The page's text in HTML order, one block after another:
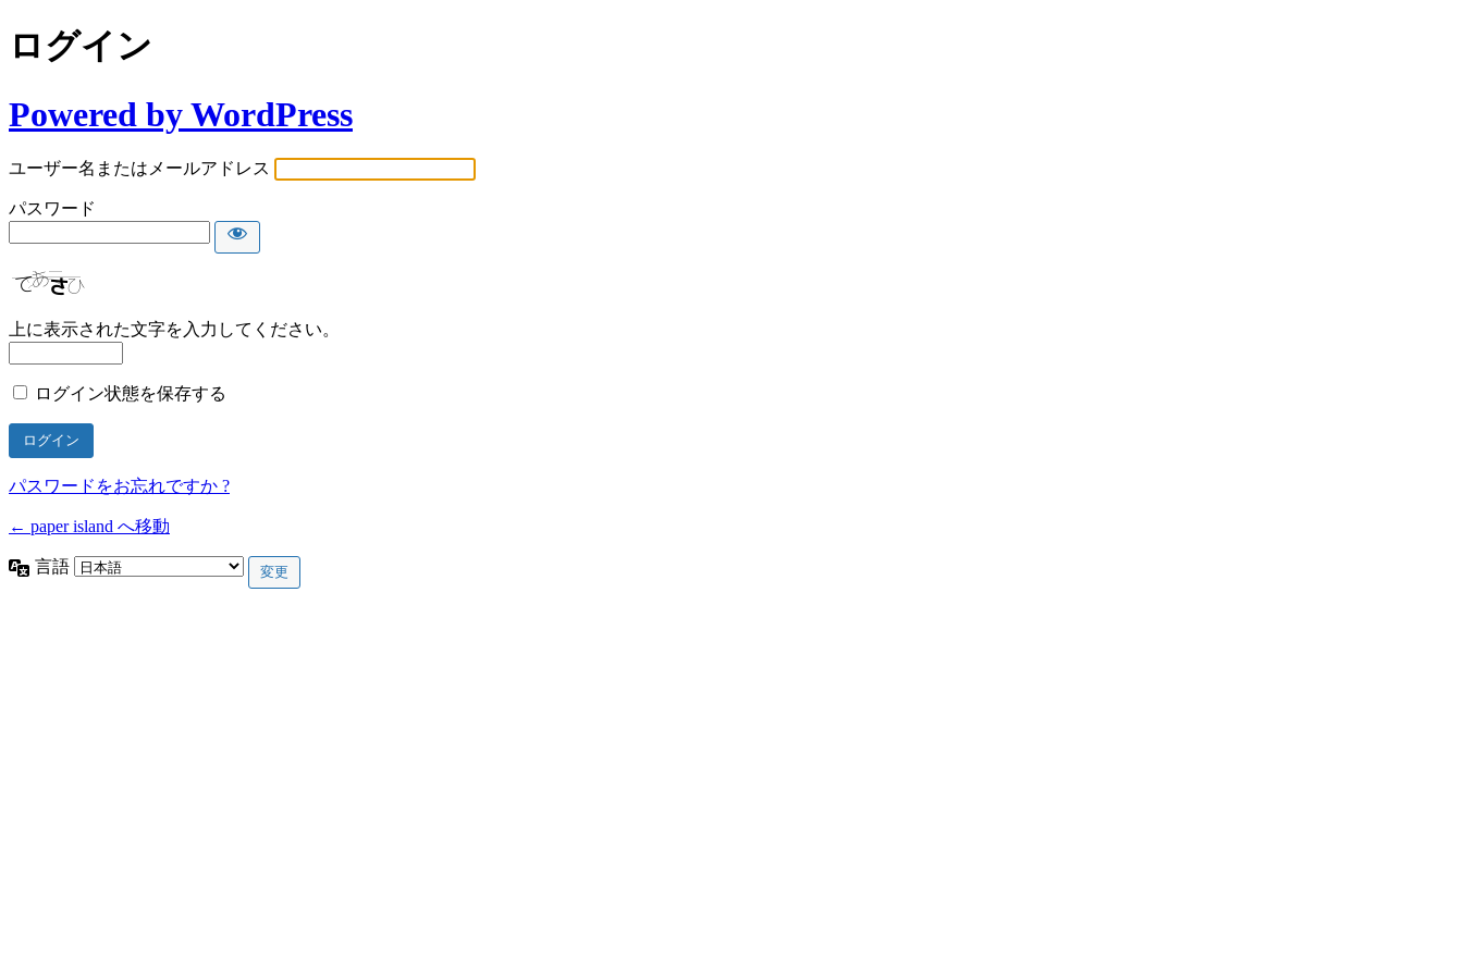
ログイン
Powered by WordPress
ユーザー名またはメールアドレス
パスワード
上に表示された文字を入力してください。
ログイン状態を保存する
パスワードをお忘れですか ?
← paper island へ移動
言語